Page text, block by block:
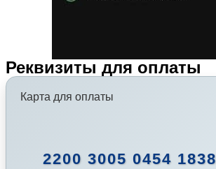
Реквизиты для оплаты
Карта для оплаты
2200 3005 0454 1838